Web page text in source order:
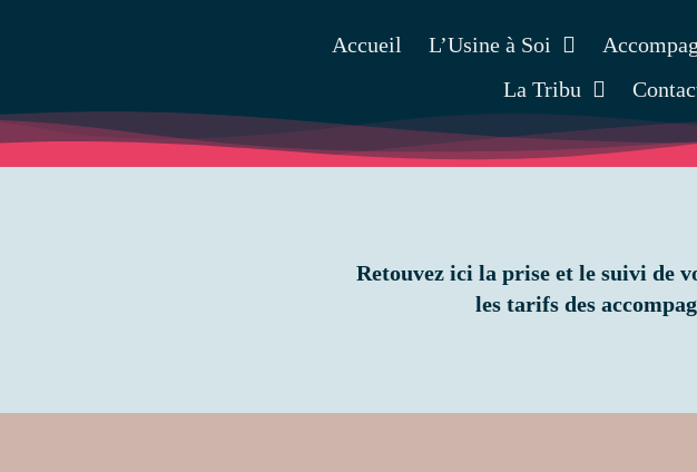
Accueil L’Usine à Soi
La Tribu
Retouvez icila prise et le suivi de
les tarifs des